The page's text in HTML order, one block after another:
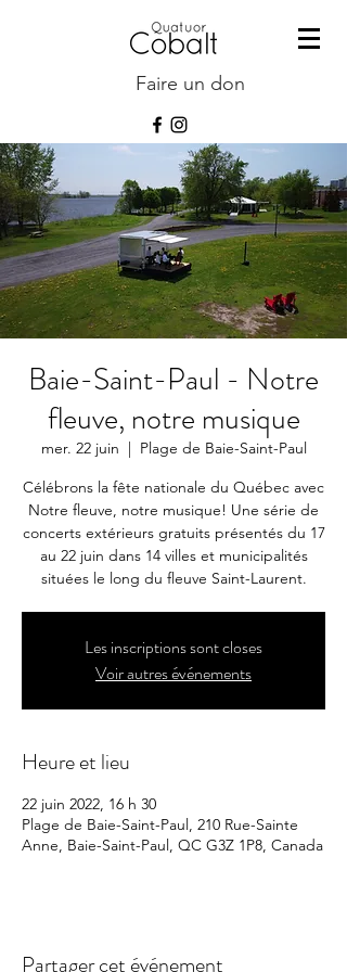
Faire un don
Baie-Saint-Paul - Notre
fleuve, notre musique
mer. 22 juin
  |
Plage de Baie-Saint-Paul
Célébrons la fête nationale du Québec avec
Notre fleuve, notre musique! Une série de
concerts extérieurs gratuits présentés du 17
au 22 juin dans 14 villes et municipalités
situées le long du fleuve Saint-Laurent.
Les inscriptions sont closes
Voir autres événements
Heure et lieu
22 juin 2022, 16 h 30
Plage de Baie-Saint-Paul, 210 Rue-Sainte
Anne, Baie-Saint-Paul, QC G3Z 1P8, Canada
Partager cet événement